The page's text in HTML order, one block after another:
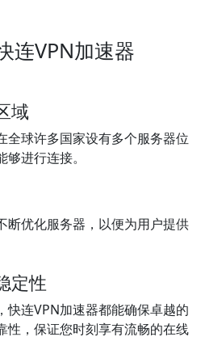
连VPN加速器
域
全球许多国家设有多个服务器位
进行连接。
断优化服务器，以便为用户提供
定性
快连VPN加速器都能确保卓越的
性，保证您时刻享有流畅的在线